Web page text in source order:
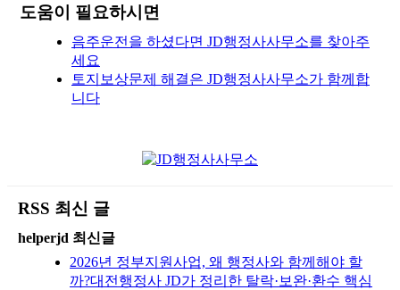
도움이 필요하시면
음주운전을 하셨다면 JD행정사사무소를 찾아주
세요
토지보상문제 해결은 JD행정사사무소가 함께합
니다
RSS 최신 글
helperjd 최신글
2026년 정부지원사업, 왜 행정사와 함께해야 할
까?대전행정사 JD가 정리한 탈락·보완·환수 핵심